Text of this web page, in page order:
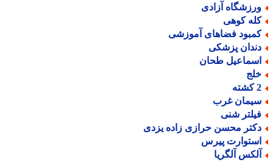
آزادی
کوهی
فضاهای آموزشی
پزشکی
طحان
غرب
شنی
محسن حرازی زاده یزدی
پیرس
آلگریا